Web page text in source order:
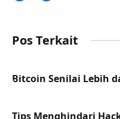
Pos Terkait
Bitcoin Senilai Lebih
Tips Menghindari